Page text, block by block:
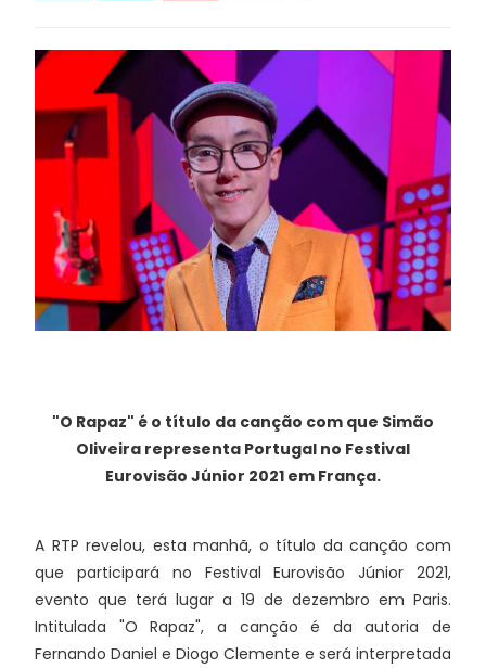
"O Rapaz" é o título da canção com que Simão
Oliveira representa Portugal no Festival
Eurovisão Júnior 2021 em França.
A RTP revelou, esta manhã, o título da canção com
que participará no Festival Eurovisão Júnior 2021,
evento que terá lugar a 19 de dezembro em Paris.
Intitulada "O Rapaz", a canção é da autoria de
Fernando Daniel e Diogo Clemente e será interpretada